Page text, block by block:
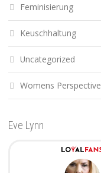
Feminisierung
Keuschhaltung
Uncategorized
Womens Perspective
Eve Lynn